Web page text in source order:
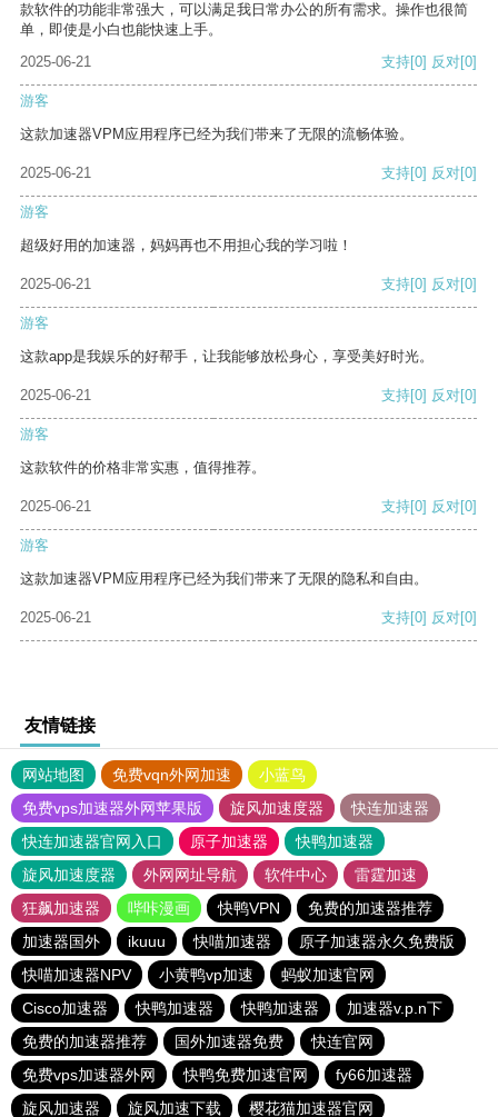
款软件的功能非常强大，可以满足我日常办公的所有需求。操作也很简
单，即使是小白也能快速上手。
2025-06-21
支持[0] 反对[0]
游客
这款加速器VPM应用程序已经为我们带来了无限的流畅体验。
2025-06-21 支持[0] 反对[0]
游客
超级好用的加速器，妈妈再也不用担心我的学习啦！
2025-06-21 支持[0] 反对[0]
游客
这款app是我娱乐的好帮手，让我能够放松身心，享受美好时光。
2025-06-21 支持[0] 反对[0]
游客
这款软件的价格非常实惠，值得推荐。
2025-06-21 支持[0] 反对[0]
游客
这款加速器VPM应用程序已经为我们带来了无限的隐私和自由。
2025-06-21 支持[0] 反对[0]
友情链接
网站地图 免费vqn外网加速
小蓝鸟
免费vps加速器外网苹果版
旋风加速度器
快连加速器
快连加速器官网入口
原子加速器
快鸭加速器
旋风加速度器
外网网址导航 软件中心
雷霆加速
狂飙加速器
哔咔漫画 快鸭VPN
免费的加速器推荐
加速器国外
ikuuu 快喵加速器
原子加速器永久免费版
快喵加速器NPV
小黄鸭vp加速
蚂蚁加速官网
Cisco加速器
快鸭加速器 快鸭加速器
加速器v.p.n下
免费的加速器推荐
国外加速器免费
快连官网
免费vps加速器外网
快鸭免费加速官网
fy66加速器
旋风加速器
旋风加速下载 樱花猫加速器官网